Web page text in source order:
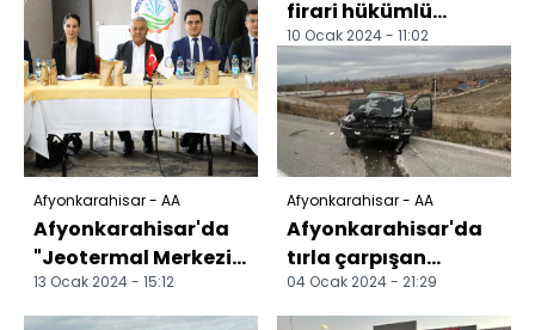
Afyonkarahisar - AA
Afyonkarahisar'da
"Jeotermal Merkezi
Isıtma Sistemleri
İstişare Toplantısı"...
13 Ocak 2024 - 15:12
firari hükümlü
yakalandı
10 Ocak 2024 - 11:02
Afyonkarahisar - AA
Afyonkarahisar'da
tırla çarpışan
otomobildeki bebek
öldü
04 Ocak 2024 - 21:29